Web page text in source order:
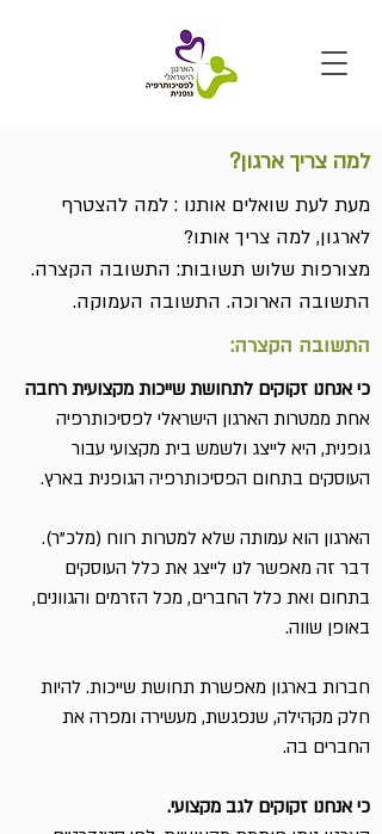
למה צריך ארגון?
מעת לעת שואלים אותנו : למה להצטרף
לארגון, למה צריך אותו?
מצורפות שלוש תשובות: התשובה הקצרה.
התשובה הארוכה. התשובה העמוקה.
התשובה הקצרה:
כי אנחנו זקוקים לתחושת שייכות מקצועית רחבה
אחת ממטרות הארגון הישראלי לפסיכותרפיה
גופנית, היא לייצג ולשמש בית מקצועי עבור
העוסקים בתחום הפסיכותרפיה הגופנית בארץ.
הארגון הוא עמותה שלא למטרות רווח (מלכ"ר).
דבר זה מאפשר לנו לייצג את כלל העוסקים
בתחום ואת כלל החברים, מכל הזרמים והגוונים,
באופן שווה.
חברות בארגון מאפשרת תחושת שייכות. להיות
חלק מקהילה, שנפגשת, מעשירה ומפרה את
החברים בה.
כי אנחנו זקוקים לגב מקצועי.